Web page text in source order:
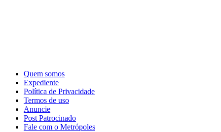
Quem somos
Expediente
Política de Privacidade
Termos de uso
Anuncie
Post Patrocinado
Fale com o Metrópoles